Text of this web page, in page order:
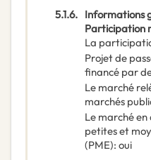
5.1.6. Informations
Participation
La
Projet de
financé par
Le marché
marchés
Le marché en
petites et
(PME): oui